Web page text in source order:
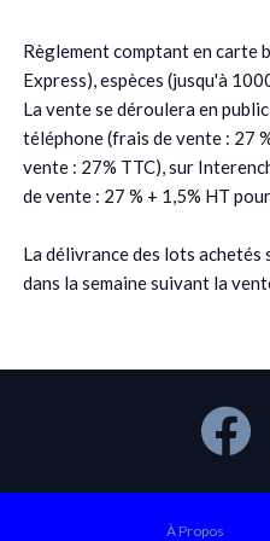
Règlement comptant en carte
Express), espèces (jusqu'à
La vente se déroulera en
téléphone (frais de vente : 27
vente : 27% TTC), sur
de vente : 27 % + 1,5% HT
La délivrance des lots achetés
dans la semaine suivant la
À Propos